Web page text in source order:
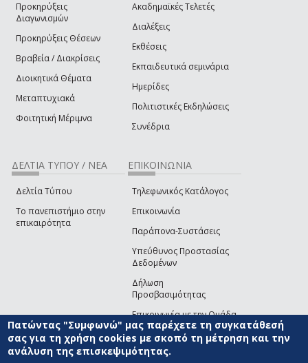
Προκηρύξεις
Διαγωνισμών
Προκηρύξεις Θέσεων
Βραβεία / Διακρίσεις
Διοικητικά Θέματα
Μεταπτυχιακά
Φοιτητική Μέριμνα
Ακαδημαϊκές Τελετές
Διαλέξεις
Εκθέσεις
Εκπαιδευτικά σεμινάρια
Ημερίδες
Πολιτιστικές Εκδηλώσεις
Συνέδρια
ΔΕΛΤΙΑ ΤΥΠΟΥ / ΝΕΑ
Δελτία Τύπου
Το πανεπιστήμιο στην
επικαιρότητα
ΕΠΙΚΟΙΝΩΝΙΑ
Τηλεφωνικός Κατάλογος
Επικοινωνία
Παράπονα-Συστάσεις
Υπεύθυνος Προστασίας
Δεδομένων
Δήλωση
Προσβασιμότητας
Επικοινωνία με την Ομάδα
Ανάπτυξης του site(link sends e-mail)
© ΠΑΝΕΠΙΣΤΗΜΙΟ ΑΙΓΑΙΟΥ ΟΡΟΙ ΧΡΗΣΗΣ
Πατώντας "Συμφωνώ" μας παρέχετε τη συγκατάθεσή
σας για τη χρήση cookies με σκοπό τη μέτρηση και την
ανάλυση της επισκεψιμότητας.